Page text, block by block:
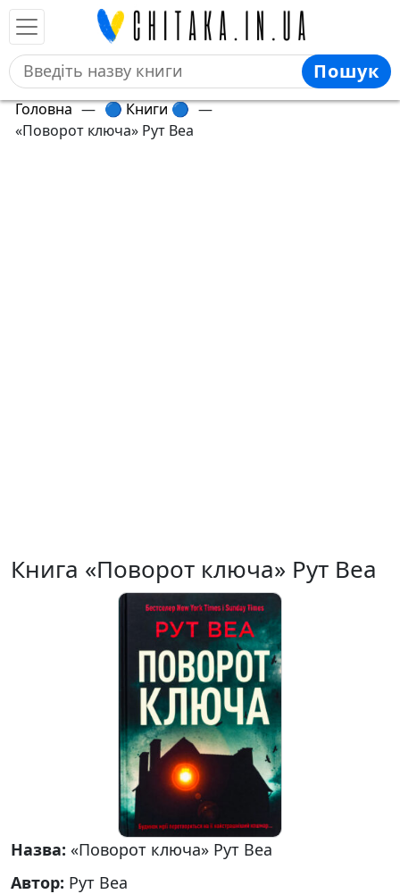
Пошук
Головна — 🔵 Книги 🔵 —
«Поворот ключа» Рут Веа
Книга «Поворот ключа» Рут Веа
Назва: «Поворот ключа» Рут Веа
Автор: Рут Веа